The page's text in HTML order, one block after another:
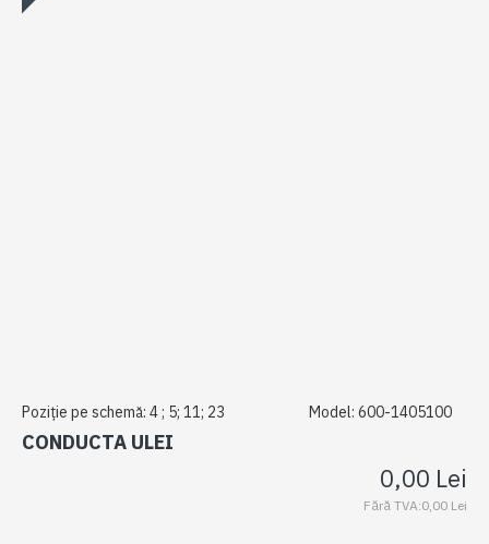
Poziție pe schemă: 4 ; 5; 11; 23 Model: 600-1405100
CONDUCTA ULEI
0,00 Lei
Fără TVA:0,00 Lei